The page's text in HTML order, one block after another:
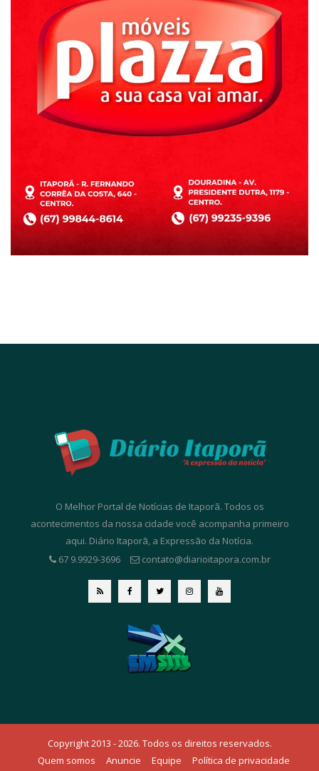
O Melhor Portal de Notícias de Itaporã. Todos os
acontecimentos da nossa cidade você acompanha primeiro
aqui. Diário Itaporã, a Expressão da Notícia.
67 9.9929-3696
contato@diarioitapora.com.br
Copyright 2013 - 2026. Todos os direitos reservados.
Quem somos
Anuncie Equipe
Política de privacidade